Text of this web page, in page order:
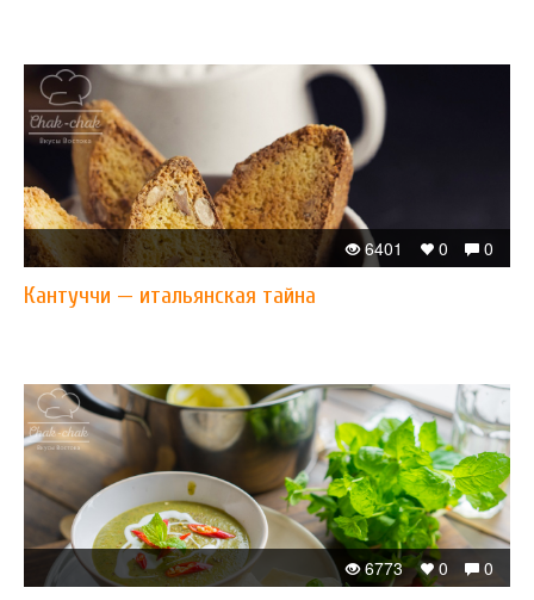
0
0
6401
Кантуччи — итальянская тайна
0
0
6773